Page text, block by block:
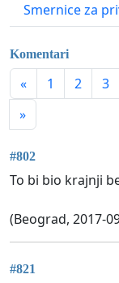
Smernice za
Komentari
« 1 2 3
»
#802
To bi bio krajnji
(Beograd, 2017-
#821